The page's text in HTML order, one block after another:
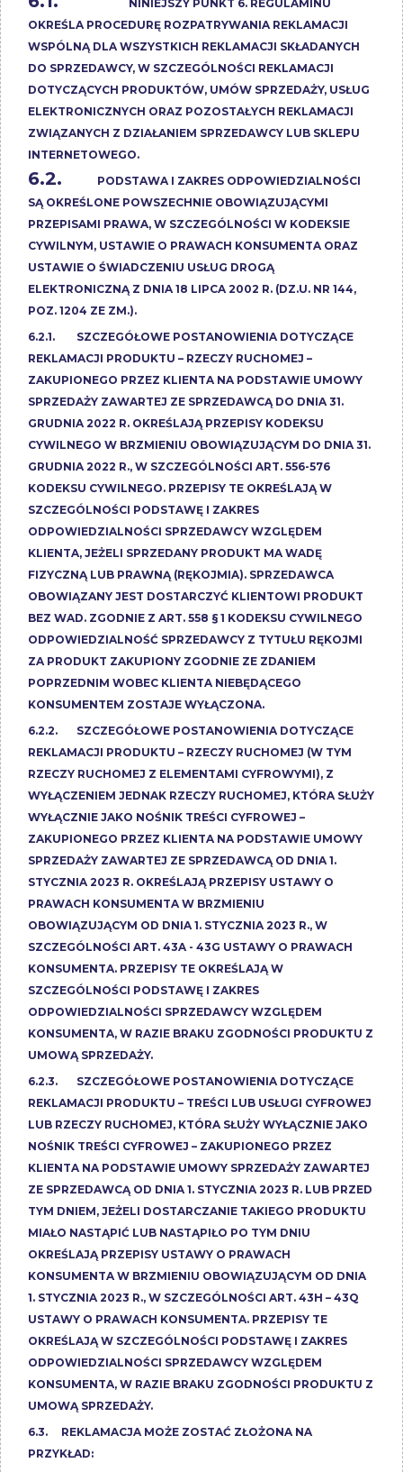
NINIEJSZY PUNKT 6. REGULAMINU
OKREŚLA PROCEDURĘ ROZPATRYWANIA REKLAMACJI
WSPÓLNĄ DLA WSZYSTKICH REKLAMACJI SKŁADANYCH
DO SPRZEDAWCY, W SZCZEGÓLNOŚCI REKLAMACJI
DOTYCZĄCYCH PRODUKTÓW, UMÓW SPRZEDAŻY, USŁUG
ELEKTRONICZNYCH ORAZ POZOSTAŁYCH REKLAMACJI
ZWIĄZANYCH Z DZIAŁANIEM SPRZEDAWCY LUB SKLEPU
INTERNETOWEGO.
6.2. PODSTAWA I ZAKRES ODPOWIEDZIALNOŚCI
SĄ OKREŚLONE POWSZECHNIE OBOWIĄZUJĄCYMI
PRZEPISAMI PRAWA, W SZCZEGÓLNOŚCI W KODEKSIE
CYWILNYM, USTAWIE O PRAWACH KONSUMENTA ORAZ
USTAWIE O ŚWIADCZENIU USŁUG DROGĄ
ELEKTRONICZNĄ Z DNIA 18 LIPCA 2002 R. (DZ.U. NR 144,
POZ. 1204 ZE ZM.).
6.2.1. SZCZEGÓŁOWE POSTANOWIENIA DOTYCZĄCE
REKLAMACJI PRODUKTU – RZECZY RUCHOMEJ –
ZAKUPIONEGO PRZEZ KLIENTA NA PODSTAWIE UMOWY
SPRZEDAŻY ZAWARTEJ ZE SPRZEDAWCĄ DO DNIA 31.
GRUDNIA 2022 R. OKREŚLAJĄ PRZEPISY KODEKSU
CYWILNEGO W BRZMIENIU OBOWIĄZUJĄCYM DO DNIA 31.
GRUDNIA 2022 R., W SZCZEGÓLNOŚCI ART. 556-576
KODEKSU CYWILNEGO. PRZEPISY TE OKREŚLAJĄ W
SZCZEGÓLNOŚCI PODSTAWĘ I ZAKRES
ODPOWIEDZIALNOŚCI SPRZEDAWCY WZGLĘDEM
KLIENTA, JEŻELI SPRZEDANY PRODUKT MA WADĘ
FIZYCZNĄ LUB PRAWNĄ (RĘKOJMIA). SPRZEDAWCA
OBOWIĄZANY JEST DOSTARCZYĆ KLIENTOWI PRODUKT
BEZ WAD. ZGODNIE Z ART. 558 § 1 KODEKSU CYWILNEGO
ODPOWIEDZIALNOŚĆ SPRZEDAWCY Z TYTUŁU RĘKOJMI
ZA PRODUKT ZAKUPIONY ZGODNIE ZE ZDANIEM
POPRZEDNIM WOBEC KLIENTA NIEBĘDĄCEGO
KONSUMENTEM ZOSTAJE WYŁĄCZONA.
6.2.2. SZCZEGÓŁOWE POSTANOWIENIA DOTYCZĄCE
REKLAMACJI PRODUKTU – RZECZY RUCHOMEJ (W TYM
RZECZY RUCHOMEJ Z ELEMENTAMI CYFROWYMI), Z
WYŁĄCZENIEM JEDNAK RZECZY RUCHOMEJ, KTÓRA SŁUŻY
WYŁĄCZNIE JAKO NOŚNIK TREŚCI CYFROWEJ –
ZAKUPIONEGO PRZEZ KLIENTA NA PODSTAWIE UMOWY
SPRZEDAŻY ZAWARTEJ ZE SPRZEDAWCĄ OD DNIA 1.
STYCZNIA 2023 R. OKREŚLAJĄ PRZEPISY USTAWY O
PRAWACH KONSUMENTA W BRZMIENIU
OBOWIĄZUJĄCYM OD DNIA 1. STYCZNIA 2023 R., W
SZCZEGÓLNOŚCI ART. 43A - 43G USTAWY O PRAWACH
KONSUMENTA. PRZEPISY TE OKREŚLAJĄ W
SZCZEGÓLNOŚCI PODSTAWĘ I ZAKRES
ODPOWIEDZIALNOŚCI SPRZEDAWCY WZGLĘDEM
KONSUMENTA, W RAZIE BRAKU ZGODNOŚCI PRODUKTU Z
UMOWĄ SPRZEDAŻY.
6.2.3. SZCZEGÓŁOWE POSTANOWIENIA DOTYCZĄCE
REKLAMACJI PRODUKTU – TREŚCI LUB USŁUGI CYFROWEJ
LUB RZECZY RUCHOMEJ, KTÓRA SŁUŻY WYŁĄCZNIE JAKO
NOŚNIK TREŚCI CYFROWEJ – ZAKUPIONEGO PRZEZ
KLIENTA NA PODSTAWIE UMOWY SPRZEDAŻY ZAWARTEJ
ZE SPRZEDAWCĄ OD DNIA 1. STYCZNIA 2023 R. LUB PRZED
TYM DNIEM, JEŻELI DOSTARCZANIE TAKIEGO PRODUKTU
MIAŁO NASTĄPIĆ LUB NASTĄPIŁO PO TYM DNIU
OKREŚLAJĄ PRZEPISY USTAWY O PRAWACH
KONSUMENTA W BRZMIENIU OBOWIĄZUJĄCYM OD DNIA
1. STYCZNIA 2023 R., W SZCZEGÓLNOŚCI ART. 43H – 43Q
USTAWY O PRAWACH KONSUMENTA. PRZEPISY TE
OKREŚLAJĄ W SZCZEGÓLNOŚCI PODSTAWĘ I ZAKRES
ODPOWIEDZIALNOŚCI SPRZEDAWCY WZGLĘDEM
KONSUMENTA, W RAZIE BRAKU ZGODNOŚCI PRODUKTU Z
UMOWĄ SPRZEDAŻY.
6.3. REKLAMACJA MOŻE ZOSTAĆ ZŁOŻONA NA
PRZYKŁAD: